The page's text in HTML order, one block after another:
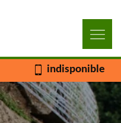
indisponible